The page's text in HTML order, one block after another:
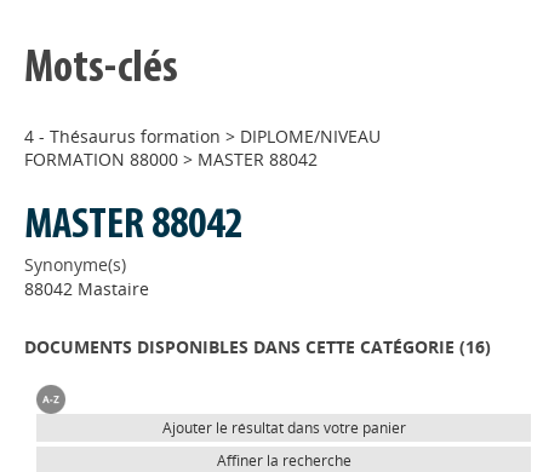
Mots-clés
4 - Thésaurus formation > DIPLOME/NIVEAU
FORMATION 88000 > MASTER 88042
MASTER 88042
Synonyme(s)
88042 Mastaire
DOCUMENTS DISPONIBLES DANS CETTE CATÉGORIE (16)
Ajouter le résultat dans votre panier
Affiner la recherche